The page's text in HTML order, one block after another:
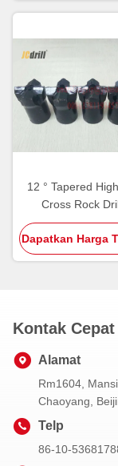
12 ° Tapered
Cross Rock
Tungsten
Tools
Dapatkan Harga
Kontak Cepat
Alamat
Rm1604,
Chaoyang,
Telp
86-10-